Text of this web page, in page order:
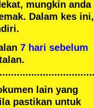
mungkin anda
Dalam kes ini,
7 hari sebelum
lain yang
pastikan untuk